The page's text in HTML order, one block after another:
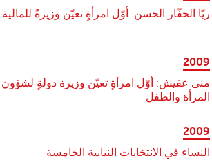
ريّا الحفّار الحسن: أوّل امرأةٍ تعيّن وزيرةً للمالية
2009
منى عفيش: أوّل امرأةٍ تعيّن وزيرة دولةٍ لشؤون
المرأة والطفل
2009
النساء في الانتخابات النيابية الخامسة